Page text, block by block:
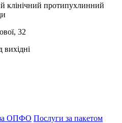
клінічний протипухлинний
32
ОПФО Послуги за пакетом